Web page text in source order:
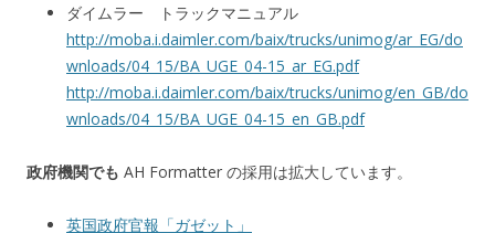
ダイムラー トラックマニュアル
http://moba.i.daimler.com/baix/trucks/unimog/ar_EG/do
wnloads/04_15/BA_UGE_04-15_ar_EG.pdf
http://moba.i.daimler.com/baix/trucks/unimog/en_GB/do
wnloads/04_15/BA_UGE_04-15_en_GB.pdf
政府機関でも AH Formatter の採用は拡大しています。
英国政府官報「ガゼット」